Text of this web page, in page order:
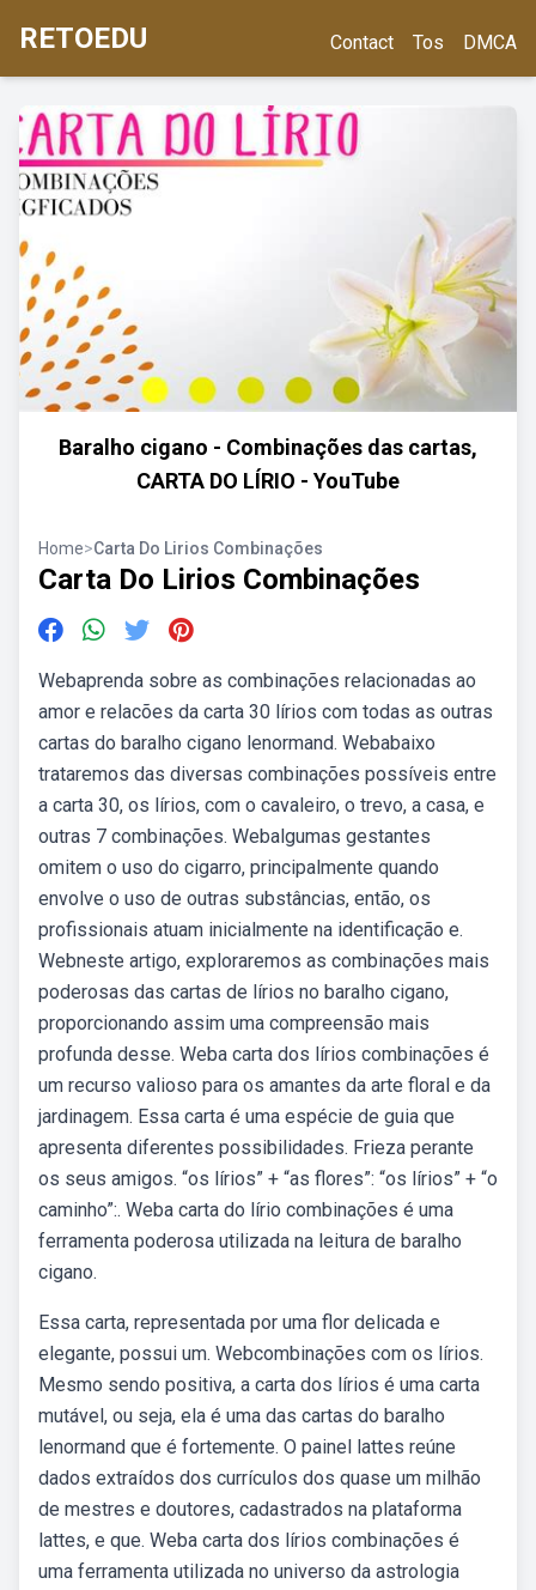
RETOEDU Contact Tos DMCA
Baralho cigano - Combinações das cartas,
CARTA DO LÍRIO - YouTube
Home>Carta Do Lirios Combinações
Carta Do Lirios Combinações
Webaprenda sobre as combinações relacionadas ao
amor e relacões da carta 30 lírios com todas as outras
cartas do baralho cigano lenormand. Webabaixo
trataremos das diversas combinações possíveis entre
a carta 30, os lírios, com o cavaleiro, o trevo, a casa, e
outras 7 combinações. Webalgumas gestantes
omitem o uso do cigarro, principalmente quando
envolve o uso de outras substâncias, então, os
profissionais atuam inicialmente na identificação e.
Webneste artigo, exploraremos as combinações mais
poderosas das cartas de lírios no baralho cigano,
proporcionando assim uma compreensão mais
profunda desse. Weba carta dos lírios combinações é
um recurso valioso para os amantes da arte floral e da
jardinagem. Essa carta é uma espécie de guia que
apresenta diferentes possibilidades. Frieza perante
os seus amigos. “os lírios” + “as flores”: “os lírios” + “o
caminho”:. Weba carta do lírio combinações é uma
ferramenta poderosa utilizada na leitura de baralho
cigano.
Essa carta, representada por uma flor delicada e
elegante, possui um. Webcombinações com os lírios.
Mesmo sendo positiva, a carta dos lírios é uma carta
mutável, ou seja, ela é uma das cartas do baralho
lenormand que é fortemente. O painel lattes reúne
dados extraídos dos currículos dos quase um milhão
de mestres e doutores, cadastrados na plataforma
lattes, e que. Weba carta dos lírios combinações é
uma ferramenta utilizada no universo da astrologia